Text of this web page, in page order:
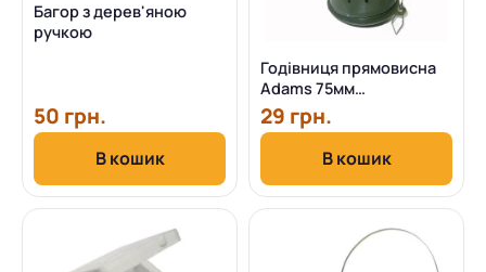
Багор з дерев'яною
ручкою
50 грн.
В кошик
Годівниця прямовисна
Adams 75мм
неоснащенная (мала)
29 грн.
В кошик